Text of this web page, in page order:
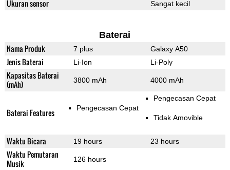
Ukuran sensor Sangat kecil
Baterai
Nama Produk 7 plus Galaxy A50
Jenis Baterai Li-Ion Li-Poly
Kapasitas Baterai
(mAh)
3800 mAh 4000 mAh
Baterai Features Pengecasan Cepat
Pengecasan Cepat
Tidak Amovible
Waktu Bicara 19 hours 23 hours
Waktu Pemutaran
Musik
126 hours